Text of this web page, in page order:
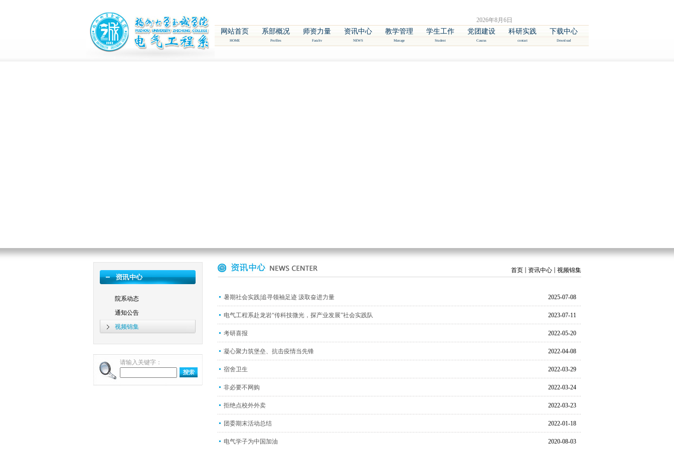
2026年8月6日
网站首页
HOME
系部概况
Profiles
师资力量
Facultv
资讯中心
NEWS
教学管理
Manage
学生工作
Student
党团建设
Caucus
科研实践
contact
下载中心
Download
院系动态
通知公告
视频锦集
请输入关键字：
首页 资讯中心 视频锦集
2025-07-08
暑期社会实践|追寻领袖足迹 汲取奋进力量
2023-07-11
电气工程系赴龙岩“传科技微光，探产业发展”社会实践队
2022-05-20
考研喜报
2022-04-08
凝心聚力筑堡垒、抗击疫情当先锋
2022-03-29
宿舍卫生
2022-03-24
非必要不网购
2022-03-23
拒绝点校外外卖
2022-01-18
团委期末活动总结
2020-08-03
电气学子为中国加油